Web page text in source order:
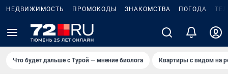
НЕДВИЖИМОСТЬ ПРОМОКОДЫ ЗНАКОМСТВА ПОГОДА
Что будет дальше с Турой — мнение биолога Квартиры с видом на